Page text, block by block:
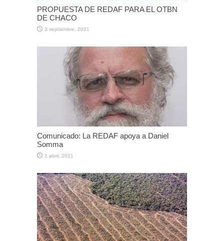
PROPUESTA DE REDAF PARA EL OTBN
DE CHACO
3 septiembre, 2021
Comunicado: La REDAF apoya a Daniel
Somma
1 abril, 2021